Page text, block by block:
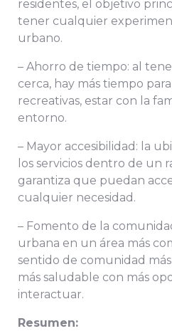
residentes, el objetivo
tener cualquier
urbano.
– Ahorro de tiempo: al
cerca, hay más tiempo
recreativas, estar con la
entorno.
– Mayor accesibilidad: la
los servicios dentro de un
garantiza que puedan
cualquier necesidad.
– Fomento de la
urbana en un área más
sentido de comunidad
más saludable con más
interactuar.
Resumen: